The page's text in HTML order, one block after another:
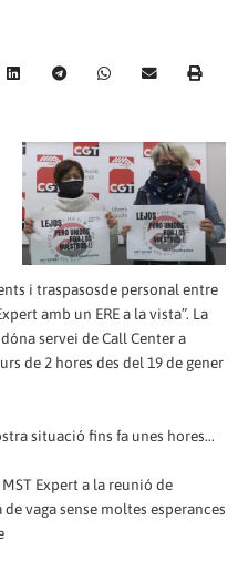
i traspasosde personal entre
amb un ERE a la vista”. La
servei de Call Center a
de 2 hores des del 19 de gener
situació fins fa unes hores...
Expert a la reunió de
vaga sense moltes esperances